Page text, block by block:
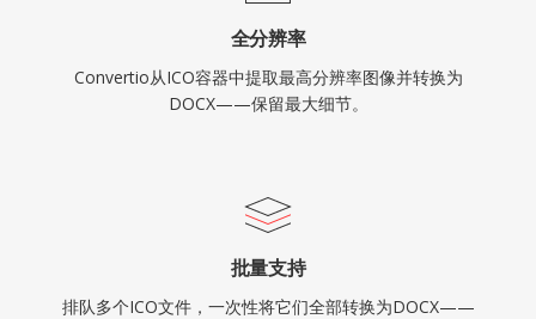
全分辨率
Convertio从ICO容器中提取最高分辨率图像并转换为
DOCX——保留最大细节。
批量支持
排队多个ICO文件，一次性将它们全部转换为DOCX——